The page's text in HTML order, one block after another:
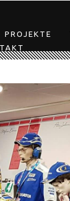
PROJEKTE